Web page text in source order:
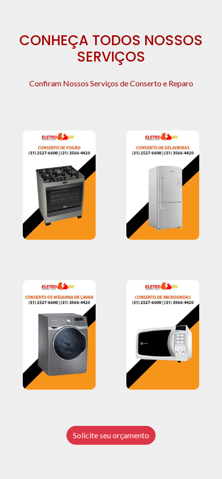
CONHEÇA TODOS NOSSOS
SERVIÇOS
Confiram Nossos Serviços de Conserto e Reparo
Solicite seu orçamento